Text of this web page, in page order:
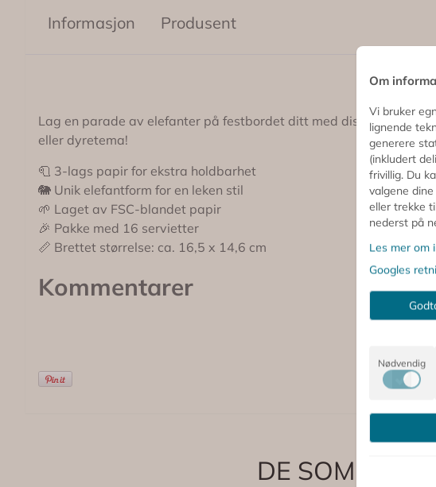
Informasjon Produsent
Lag en parade av elefanter på festbordet ditt med disse
eller dyretema!
🧻 3-lags papir for ekstra holdbarhet
🐘 Unik elefantform for en leken stil
🌱 Laget av FSC-blandet papir
🎉 Pakke med 16 servietter
📏 Brettet størrelse: ca. 16,5 x 14,6 cm
Kommentarer
DE SOM SÅ
Om
Vi bruker
lignende
generere
(inkludert
frivillig. Du
valgene
eller trekke
nederst på
Les mer om
Googles
Nødvendig